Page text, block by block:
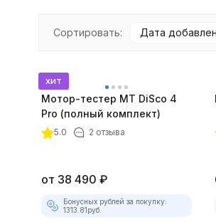
Сортировать: Дата
хит
Мотор-тестер MT DiSco 4
Pro (полный комплект)
5.0 2 отзыва
от 38 490 ₽
Бонусных рублей за покупку:
1313.81руб.